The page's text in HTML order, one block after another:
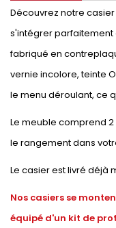
Découvrez notre
s'intégrer parfaitement
fabriqué en
vernie incolore, teinte
le menu déroulant, ce
Le meuble comprend
le rangement dans
Le casier est livré déjà
Nos casiers se
équipé d'un kit de